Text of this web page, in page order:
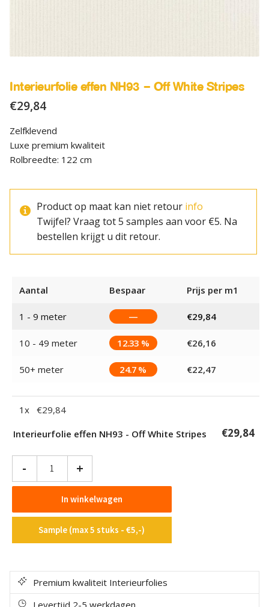
Interieurfolie effen NH93 – Off White Stripes
€29,84
Zelfklevend
Luxe premium kwaliteit
Rolbreedte: 122 cm
Product op maat kan niet retour info
Twijfel? Vraag tot 5 samples aan voor €5. Na
bestellen krijgt u dit retour.
Aantal Bespaar Prijs per m1
1 - 9 meter — €29,84
10 - 49 meter 12.33 % €26,16
50+ meter 24.7 % €22,47
1 x €29,84
Interieurfolie effen NH93 - Off White Stripes
€29,84
-
NH93
Off
+
In winkelwagen
Sample (max 5 stuks - €5,-)
Premium kwaliteit Interieurfolies